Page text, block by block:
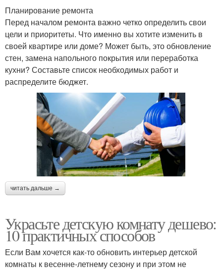
Планирование ремонта
Перед началом ремонта важно четко определить свои
цели и приоритеты. Что именно вы хотите изменить в
своей квартире или доме? Может быть, это обновление
стен, замена напольного покрытия или переработка
кухни? Составьте список необходимых работ и
распределите бюджет.
читать дальше →
Украсьте детскую комнату дешево:
10 практичных способов
Если Вам хочется как-то обновить интерьер детской
комнаты к весенне-летнему сезону и при этом не